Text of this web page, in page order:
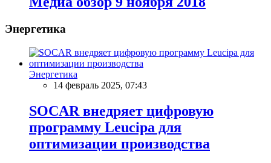
Энергетика
Энергетика
14 февраль 2025, 07:43
SOCAR внедряет цифровую
программу Leucipa для
оптимизации производства